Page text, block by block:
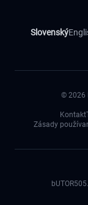
Slovenský
© 2026
Kontakt
Zásady
bUTOR5